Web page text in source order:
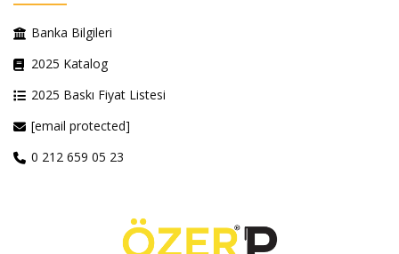
Banka Bilgileri
2025 Katalog
2025 Baskı Fiyat Listesi
[email protected]
0 212 659 05 23